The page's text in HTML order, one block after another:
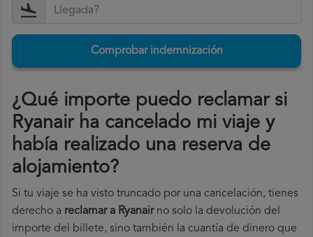
Comprobar indemnización
¿Qué importe puedo reclamar si
Ryanair ha cancelado mi viaje y
había realizado una reserva de
alojamiento?
Si tu viaje se ha visto truncado por una cancelación, tienes
derecho a reclamar a Ryanairno solo la devolución del
importe del billete, sino también la cuantía de dinero que